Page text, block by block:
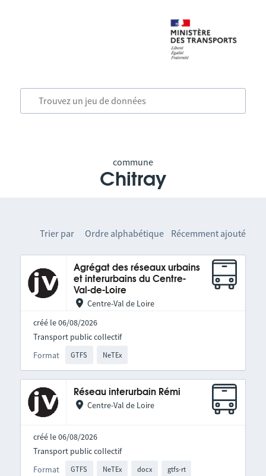
commune
Chitray
Trier par Ordre alphabétique Récemment ajouté
Agrégat des réseaux urbains
et interurbains du Centre-
Val-de-Loire
Centre-Val de Loire
créé le 06/08/2026
Format GTFS NeTEx
Transport public collectif
Réseau interurbain Rémi
Centre-Val de Loire
créé le 06/08/2026
Format GTFS NeTEx docx gtfs-rt
Transport public collectif